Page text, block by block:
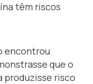
têm riscos
encontrou
que o
produzisse risco